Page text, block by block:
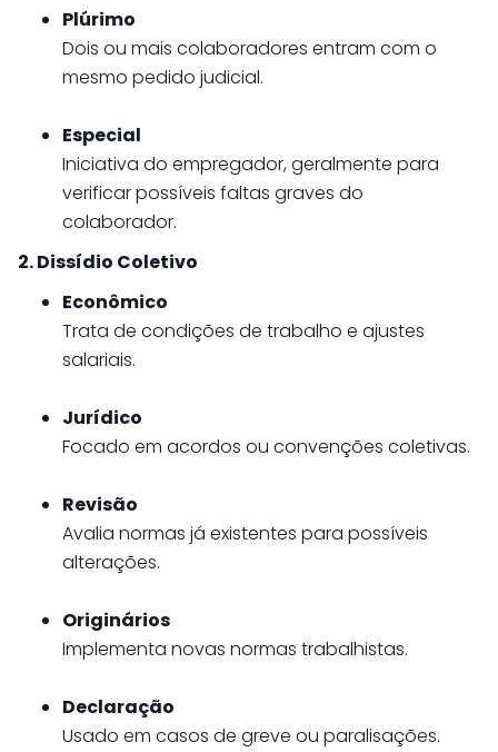
Plúrimo
Dois ou mais colaboradores entram com o
mesmo pedido judicial.
Especial
Iniciativa do empregador, geralmente para
verificar possíveis faltas graves do
colaborador.
2. Dissídio Coletivo
Econômico
Trata de condições de trabalho e ajustes
salariais.
Jurídico
Focado em acordos ou convenções coletivas.
Revisão
Avalia normas já existentes para possíveis
alterações.
Originários
Implementa novas normas trabalhistas.
Declaração
Usado em casos de greve ou paralisações.